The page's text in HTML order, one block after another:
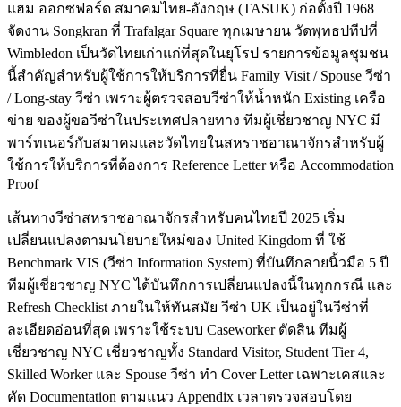
แฮม ออกซฟอร์ด สมาคมไทย-อังกฤษ (TASUK) ก่อตั้งปี 1968
จัดงาน Songkran ที่ Trafalgar Square ทุกเมษายน วัดพุทธปทีปที่
Wimbledon เป็นวัดไทยเก่าแก่ที่สุดในยุโรป รายการข้อมูลชุมชน
นี้สำคัญสำหรับผู้ใช้การให้บริการที่ยื่น Family Visit / Spouse วีซ่า
/ Long-stay วีซ่า เพราะผู้ตรวจสอบวีซ่าให้น้ำหนัก Existing เครือ
ข่าย ของผู้ขอวีซ่าในประเทศปลายทาง ทีมผู้เชี่ยวชาญ NYC มี
พาร์ทเนอร์กับสมาคมและวัดไทยในสหราชอาณาจักรสำหรับผู้
ใช้การให้บริการที่ต้องการ Reference Letter หรือ Accommodation
Proof
เส้นทางวีซ่าสหราชอาณาจักรสำหรับคนไทยปี 2025 เริ่ม
เปลี่ยนแปลงตามนโยบายใหม่ของ United Kingdom ที่ ใช้
Benchmark VIS (วีซ่า Information System) ที่บันทึกลายนิ้วมือ 5 ปี
ทีมผู้เชี่ยวชาญ NYC ได้บันทึกการเปลี่ยนแปลงนี้ในทุกกรณี และ
Refresh Checklist ภายในให้ทันสมัย วีซ่า UK เป็นอยู่ในวีซ่าที่
ละเอียดอ่อนที่สุด เพราะใช้ระบบ Caseworker ตัดสิน ทีมผู้
เชี่ยวชาญ NYC เชี่ยวชาญทั้ง Standard Visitor, Student Tier 4,
Skilled Worker และ Spouse วีซ่า ทำ Cover Letter เฉพาะเคสและ
คัด Documentation ตามแนว Appendix เวลาตรวจสอบโดย